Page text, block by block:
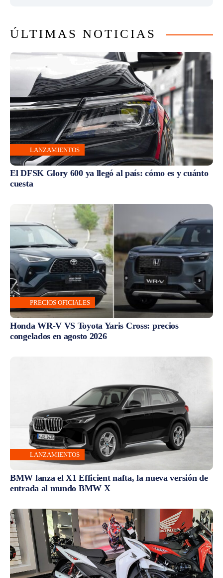
ÚLTIMAS NOTICIAS
LANZAMIENTOS
El DFSK Glory 600 ya llegó al país: cómo es y cuánto
cuesta
PRECIOS OFICIALES
Honda WR-V VS Toyota Yaris Cross: precios
congelados en agosto 2026
LANZAMIENTOS
BMW lanza el X1 Efficient nafta, la nueva versión de
entrada al mundo BMW X